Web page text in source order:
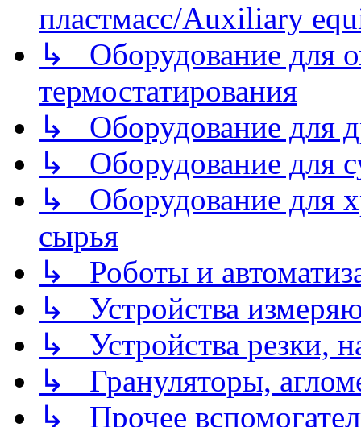
пластмасс/Auxiliary
↳ Оборудование для
термостатирования
↳ Оборудование для
↳ Оборудование для
↳ Оборудование для
сырья
↳ Роботы и
↳ Устройства
↳ Устройства резки,
↳ Грануляторы,
↳ Прочее